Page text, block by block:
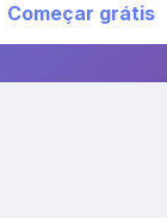
Começar grátis